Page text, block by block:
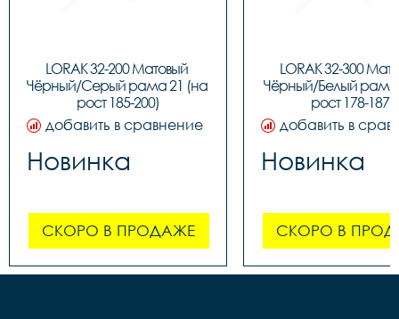
LORAK 32-200 Матовый
Чёрный/Серый рама 21 (на
рост 185-200)
добавить в сравнение
Новинка
СКОРО В ПРОДАЖЕ
LORAK 32-300
Чёрный/Белый рама
рост 178-187)
добавить в
Новинка
СКОРО В